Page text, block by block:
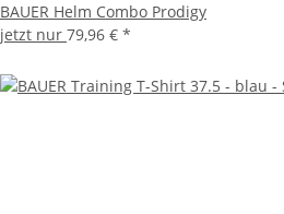
BAUER Helm Combo Prodigy
jetzt nur 79,96 € *